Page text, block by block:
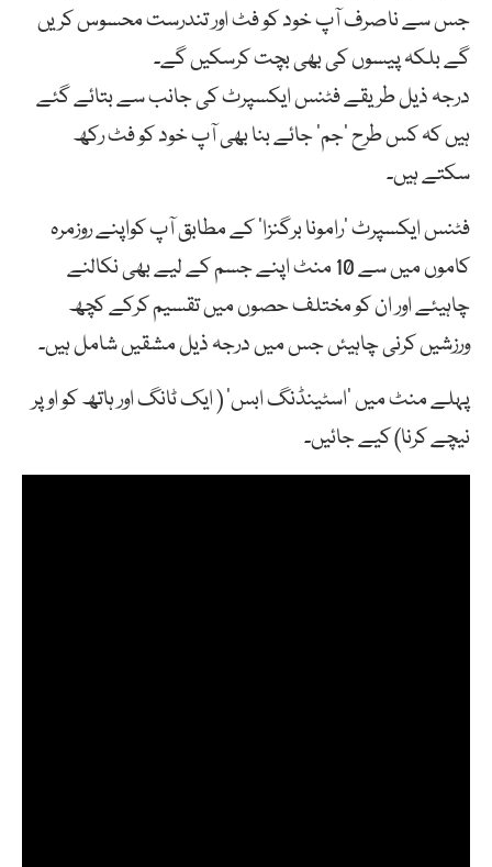
جس سے ناصرف آپ خود کو فٹ اور تندرست محسوس کریں
گے بلکہ پیسوں کی بھی بچت کرسکیں گے۔
درجہ ذیل طریقے فٹنس ایکسپرٹ کی جانب سے بتائے گئے
ہیں کہ کس طرح ‘جم’ جائے بنا بھی آپ خود کو فٹ رکھ
سکتے ہیں۔
فٹنس ایکسپرٹ ‘رامونا برگنزا’ کے مطابق آپ کواپنے روزمرہ
کاموں میں سے 10 منٹ اپنے جسم کے لیے بھی نکالنے
چاہیئے اور ان کو مختلف حصوں میں تقسیم کرکے کچھ
ورزشیں کرنی چاہیئں جس میں درجہ ذیل مشقیں شامل ہیں۔
پہلے منٹ میں ‘اسٹینڈنگ ابس’ ( ایک ٹانگ اور ہاتھ کو اوپر
نیچے کرنا) کیے جائیں۔